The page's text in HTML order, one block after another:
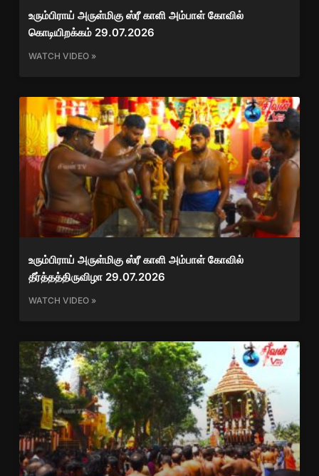
உரும்பிராய் அருள்மிகு ஸ்ரீ காளி அம்பாள் கோவில்
கொடியிறக்கம் 29.07.2026
WATCH VIDEO »
உரும்பிராய் அருள்மிகு ஸ்ரீ காளி அம்பாள் கோவில்
தீர்த்தத்திருவிழா 29.07.2026
WATCH VIDEO »